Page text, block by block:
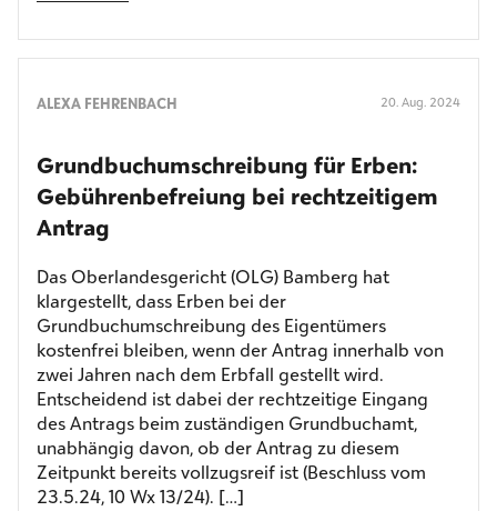
ALEXA FEHRENBACH 20. Aug. 2024
Grundbuch­umschreibung für Erben:
Gebühren­befreiung bei rechtzeitigem
Antrag
Das Oberlandesgericht (OLG) Bamberg hat
klargestellt, dass Erben bei der
Grundbuchumschreibung des Eigentümers
kostenfrei bleiben, wenn der Antrag innerhalb von
zwei Jahren nach dem Erbfall gestellt wird.
Entscheidend ist dabei der rechtzeitige Eingang
des Antrags beim zuständigen Grundbuchamt,
unabhängig davon, ob der Antrag zu diesem
Zeitpunkt bereits vollzugsreif ist (Beschluss vom
23.5.24, 10 Wx 13/24). […]